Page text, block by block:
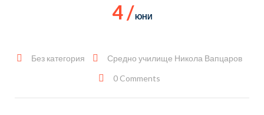
4 /ЮНИ
Без категория
Средно училище Никола Вапцаров
0 Comments